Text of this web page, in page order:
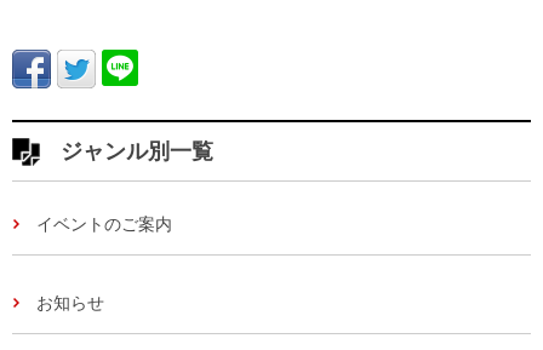
ジャンル別一覧
イベントのご案内
お知らせ